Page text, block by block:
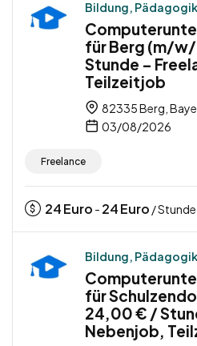
Bildung, Pädagogik
für Berg (m/
Stunde –
Teilzeitjob
82335 Berg,
03/08/2026
Freelance
24Euro - 24Euro / Stunde
Bildung, Pädagogik
für
24,00 € /
Nebenjob,